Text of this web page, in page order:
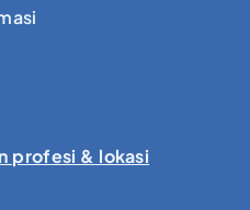
profesi & lokasi